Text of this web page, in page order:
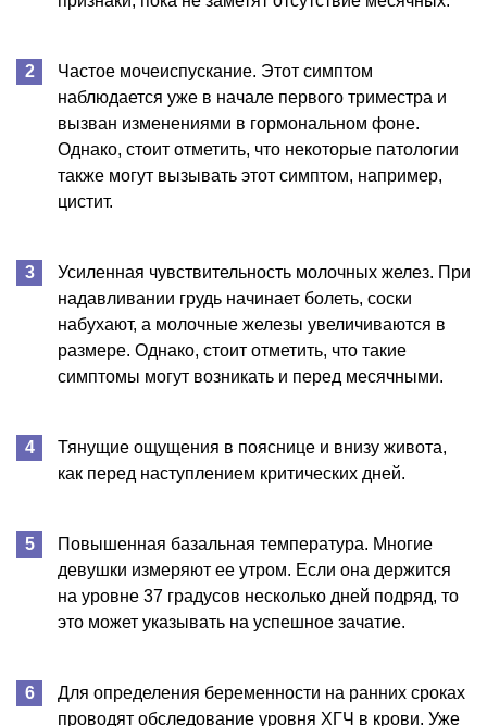
Частое мочеиспускание. Этот симптом
наблюдается уже в начале первого триместра и
вызван изменениями в гормональном фоне.
Однако, стоит отметить, что некоторые патологии
также могут вызывать этот симптом, например,
цистит.
Усиленная чувствительность молочных желез. При
надавливании грудь начинает болеть, соски
набухают, а молочные железы увеличиваются в
размере. Однако, стоит отметить, что такие
симптомы могут возникать и перед месячными.
Тянущие ощущения в пояснице и внизу живота,
как перед наступлением критических дней.
Повышенная базальная температура. Многие
девушки измеряют ее утром. Если она держится
на уровне 37 градусов несколько дней подряд, то
это может указывать на успешное зачатие.
Для определения беременности на ранних сроках
проводят обследование уровня ХГЧ в крови. Уже